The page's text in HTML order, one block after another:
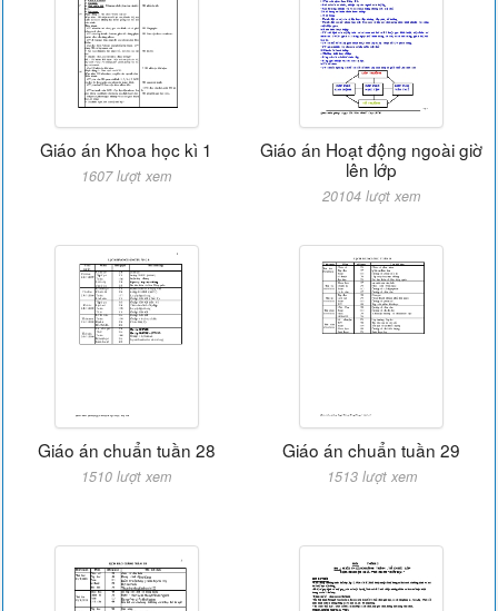
Giáo án Khoa học kì 1
1607 lượt xem
Giáo án Hoạt động ngoài giờ
lên lớp
20104 lượt xem
Giáo án chuẩn tuần 28
1510 lượt xem
Giáo án chuẩn tuần 29
1513 lượt xem